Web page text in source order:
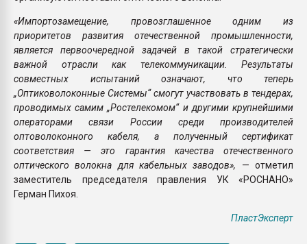
«Импортозамещение, провозглашенное одним из
приоритетов развития отечественной промышленности,
является первоочередной задачей в такой стратегически
важной отрасли как телекоммуникации. Результаты
совместных испытаний означают, что теперь
„Оптиковолоконные Системы“ смогут участвовать в тендерах,
проводимых самим „Ростелекомом“ и другими крупнейшими
операторами связи России среди производителей
оптоволоконного кабеля, а полученный сертификат
соответствия — это гарантия качества отечественного
оптического волокна для кабельных заводов», — отметил
заместитель председателя правления УК «РОСНАНО»
Герман Пихоя.
ПластЭксперт